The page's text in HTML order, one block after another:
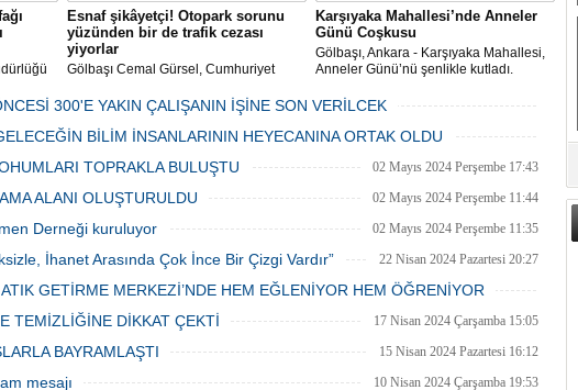
Esnaf şikâyetçi! Otopark sorunu
yüzünden bir de trafik cezası
yiyorlar
Gölbaşı Cemal Gürsel, Cumhuriyet
bulunan esnaf ve alışverişe gelen
vatandaşlar park cezaları yüzünden
canından bezdi.
Karşıyaka Mahallesi’nde Anneler
Günü Coşkusu
Gölbaşı, Ankara - Karşıyaka Mahallesi,
Anneler Günü’nü şenlikle kutladı.
öncülüğünde düzenlenen 1. Karşıyaka
300'E YAKIN ÇALIŞANIN İŞİNE SON VERİLCEK
06 Mayıs 2024 Pazartesi 15:47
BİLİM İNSANLARININ HEYECANINA ORTAK OLDU
06 Mayıs 2024 Pazartesi 15:31
TOPRAKLA BULUŞTU 02 Mayıs 2024 Perşembe 17:43
ALANI OLUŞTURULDU 02 Mayıs 2024 Perşembe 11:44
Derneği kuruluyor 02 Mayıs 2024 Perşembe 11:35
İhanet Arasında Çok İnce Bir Çizgi Vardır” 22 Nisan 2024 Pazartesi 20:27
GETİRME MERKEZİ’NDE HEM EĞLENİYOR HEM ÖĞRENİYOR
20 Nisan 2024 Cumartesi 15:26
TEMİZLİĞİNE DİKKAT ÇEKTİ 17 Nisan 2024 Çarşamba 15:05
BAYRAMLAŞTI 15 Nisan 2024 Pazartesi 16:12
mesajı 10 Nisan 2024 Çarşamba 19:53